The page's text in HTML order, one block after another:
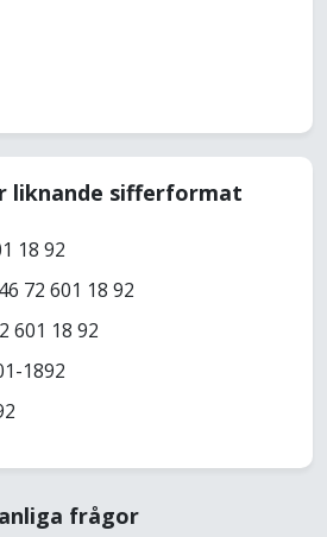
liknande sifferformat
18 92
72 601 18 92
601 18 92
1892
frågor